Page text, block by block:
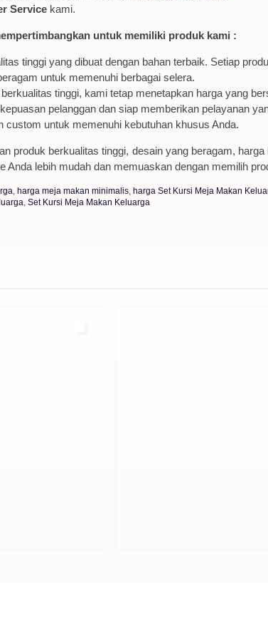
Service kami.
untuk memiliki produk kami :
tinggi yang dibuat dengan bahan terbaik. Setiap
untuk memenuhi berbagai selera.
tinggi, kami tetap menetapkan harga yang
pelanggan dan siap memberikan pelayanan
custom untuk memenuhi kebutuhan khusus Anda.
produk berkualitas tinggi, desain yang beragam,
lebih mudah dan memuaskan dengan memilih
harga meja makan minimalis harga Set Kursi Meja Makan
Set Kursi Meja Makan Keluarga